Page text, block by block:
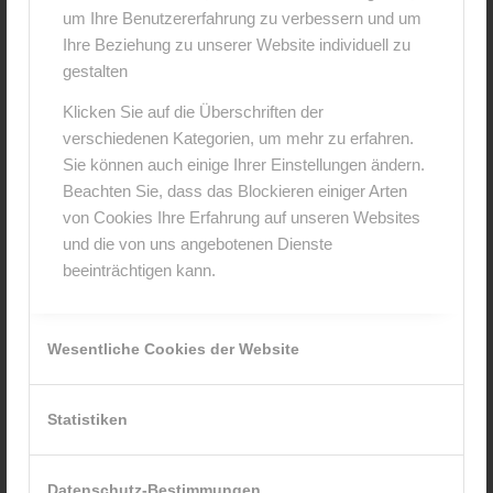
um Ihre Benutzererfahrung zu verbessern und um
Ihre Beziehung zu unserer Website individuell zu
gestalten
Klicken Sie auf die Überschriften der
verschiedenen Kategorien, um mehr zu erfahren.
Sie können auch einige Ihrer Einstellungen ändern.
Beachten Sie, dass das Blockieren einiger Arten
von Cookies Ihre Erfahrung auf unseren Websites
und die von uns angebotenen Dienste
beeinträchtigen kann.
Wesentliche Cookies der Website
Statistiken
Hinterlasse einen Kommentar
An der Diskussion beteiligen?
Name*
E-Mail-Adresse*